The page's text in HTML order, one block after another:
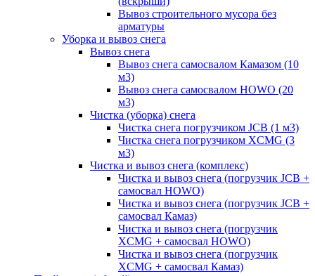
Вывоз строительного мусора без
арматуры
Уборка и вывоз снега
Вывоз снега
Вывоз снега самосвалом Камазом (10
м3)
Вывоз снега самосвалом HOWO (20
м3)
Чистка (уборка) снега
Чистка снега погрузчиком JCB (1 м3)
Чистка снега погрузчиком XCMG (3
м3)
Чистка и вывоз снега (комплекс)
Чистка и вывоз снега (погрузчик JCB +
самосвал HOWO)
Чистка и вывоз снега (погрузчик JCB +
самосвал Камаз)
Чистка и вывоз снега (погрузчик
XCMG + самосвал HOWO)
Чистка и вывоз снега (погрузчик
XCMG + самосвал Камаз)